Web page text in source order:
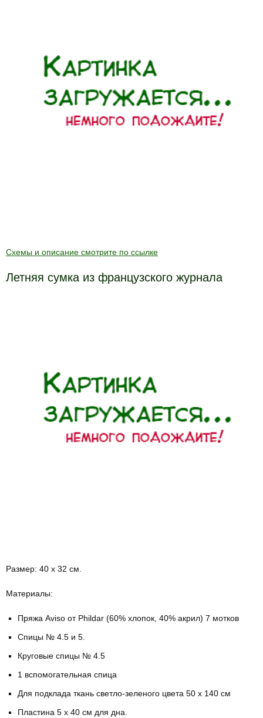
Схемы и описание смотрите по ссылке
Летняя сумка из французского журнала
Размер: 40 х 32 см.
Материалы:
Пряжа Aviso от Phildar (60% хлопок, 40% акрил) 7 мотков
Спицы № 4.5 и 5.
Круговые спицы № 4.5
1 вспомогательная спица
Для подклада ткань светло-зеленого цвета 50 х 140 см
Пластина 5 х 40 см для дна.